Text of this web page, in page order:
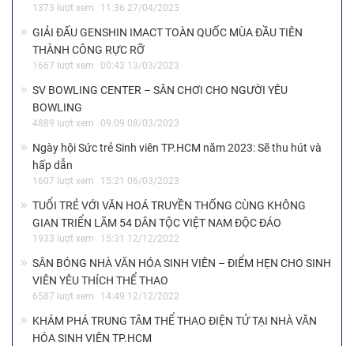
1373 lượt xem 11:36 27/04/2023
GIẢI ĐẤU GENSHIN IMACT TOÀN QUỐC MÙA ĐẦU TIÊN
THÀNH CÔNG RỰC RỠ
1667 lượt xem 00:43 13/03/2023
SV BOWLING CENTER – SÂN CHƠI CHO NGƯỜI YÊU
BOWLING
4889 lượt xem 09:09 08/03/2023
Ngày hội Sức trẻ Sinh viên TP.HCM năm 2023: Sẽ thu hút và
hấp dẫn
1607 lượt xem 15:21 06/03/2023
TUỔI TRẺ VỚI VĂN HOÁ TRUYỀN THỐNG CÙNG KHÔNG
GIAN TRIỂN LÃM 54 DÂN TỘC VIỆT NAM ĐỘC ĐÁO
1933 lượt xem 15:31 12/12/2022
SÂN BÓNG NHÀ VĂN HÓA SINH VIÊN – ĐIỂM HẸN CHO SINH
VIÊN YÊU THÍCH THỂ THAO
6587 lượt xem 14:49 12/12/2022
KHÁM PHÁ TRUNG TÂM THỂ THAO ĐIỆN TỬ TẠI NHÀ VĂN
HÓA SINH VIÊN TP.HCM